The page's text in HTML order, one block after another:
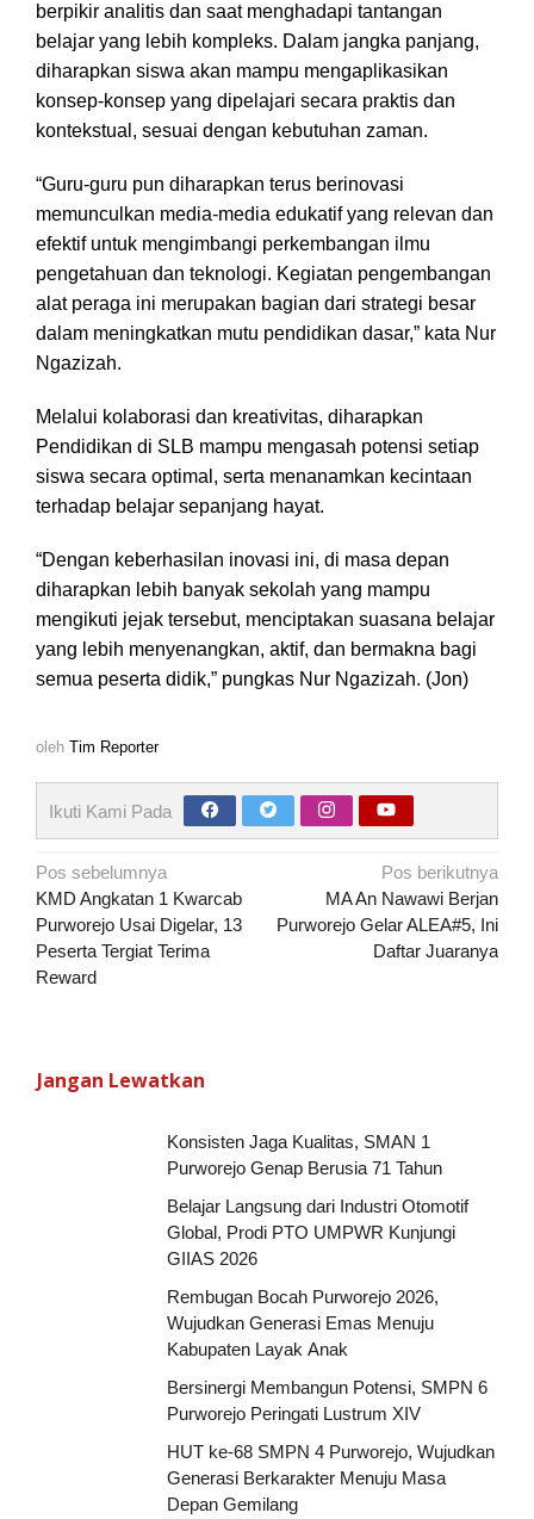
berpikir analitis dan saat menghadapi tantangan
belajar yang lebih kompleks. Dalam jangka panjang,
diharapkan siswa akan mampu mengaplikasikan
konsep-konsep yang dipelajari secara praktis dan
kontekstual, sesuai dengan kebutuhan zaman.
“Guru-guru pun diharapkan terus berinovasi
memunculkan media-media edukatif yang relevan dan
efektif untuk mengimbangi perkembangan ilmu
pengetahuan dan teknologi. Kegiatan pengembangan
alat peraga ini merupakan bagian dari strategi besar
dalam meningkatkan mutu pendidikan dasar,” kata Nur
Ngazizah.
Melalui kolaborasi dan kreativitas, diharapkan
Pendidikan di SLB mampu mengasah potensi setiap
siswa secara optimal, serta menanamkan kecintaan
terhadap belajar sepanjang hayat.
“Dengan keberhasilan inovasi ini, di masa depan
diharapkan lebih banyak sekolah yang mampu
mengikuti jejak tersebut, menciptakan suasana belajar
yang lebih menyenangkan, aktif, dan bermakna bagi
semua peserta didik,” pungkas Nur Ngazizah. (Jon)
oleh Tim Reporter
Ikuti Kami Pada
Navigasi
pos
Pos sebelumnya
KMD Angkatan 1 Kwarcab
Purworejo Usai Digelar, 13
Peserta Tergiat Terima
Reward
Pos berikutnya
MA An Nawawi Berjan
Purworejo Gelar ALEA#5, Ini
Daftar Juaranya
Jangan Lewatkan
Konsisten Jaga Kualitas, SMAN 1
Purworejo Genap Berusia 71 Tahun
Belajar Langsung dari Industri Otomotif
Global, Prodi PTO UMPWR Kunjungi
GIIAS 2026
Rembugan Bocah Purworejo 2026,
Wujudkan Generasi Emas Menuju
Kabupaten Layak Anak
Bersinergi Membangun Potensi, SMPN 6
Purworejo Peringati Lustrum XIV
HUT ke-68 SMPN 4 Purworejo, Wujudkan
Generasi Berkarakter Menuju Masa
Depan Gemilang